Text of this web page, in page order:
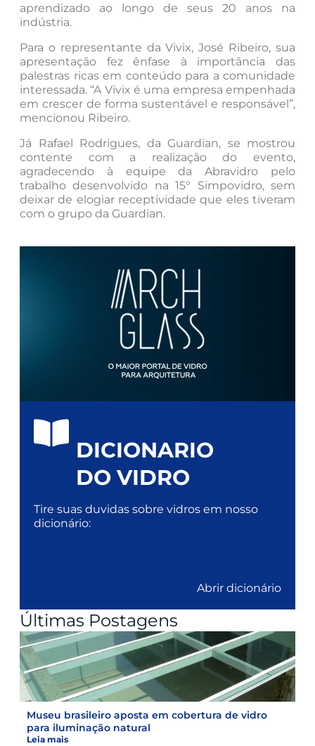
aprendizado ao longo de seus 20 anos na
indústria.
Para o representante da Vivix, José Ribeiro, sua
apresentação fez ênfase à importância das
palestras ricas em conteúdo para a comunidade
interessada. “A Vivix é uma empresa empenhada
em crescer de forma sustentável e responsável”,
mencionou Ribeiro.
Já Rafael Rodrigues, da Guardian, se mostrou
contente com a realização do evento,
agradecendo à equipe da Abravidro pelo
trabalho desenvolvido na 15° Simpovidro, sem
deixar de elogiar receptividade que eles tiveram
com o grupo da Guardian.
DICIONARIO
DO VIDRO
Tire suas duvidas sobre vidros em nosso
dicionário:
Abrir dicionário
Últimas Postagens
Museu brasileiro aposta em cobertura de vidro
para iluminação natural
Leia mais